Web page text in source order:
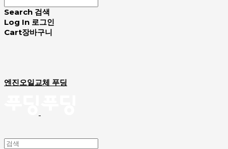
Search 검색
Log In 로그인
Cart장바구니
엔진오일교체 푸딩